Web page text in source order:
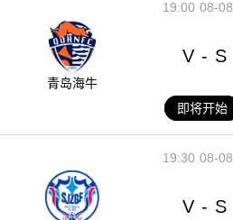
08-08
19:00
青岛海牛
V - S
即将开始
08-08
19:30
V - S